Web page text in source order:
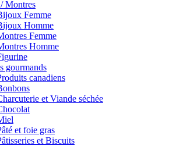
Montres
Femme
Homme
Femme
Homme
gourmands
canadiens
et Viande séchée
et foie gras
et Biscuits